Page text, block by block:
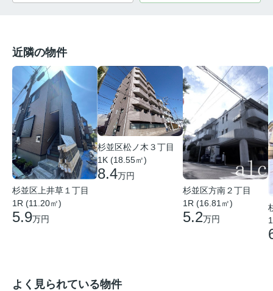
近隣の物件
杉並区上井草１丁目
1R (11.20㎡)
5.9万円
杉並区松ノ木３丁目
1K (18.55㎡)
8.4万円
杉並区方南２丁目
1R (16.81㎡)
5.2万円
よく見られている物件